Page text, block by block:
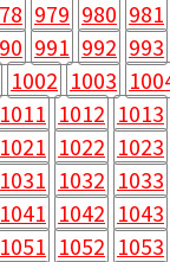
979 980 981
991 992 993
1002 1003
1011 1012 1013
1021 1022 1023
1031 1032 1033
1041 1042 1043
1051 1052 1053